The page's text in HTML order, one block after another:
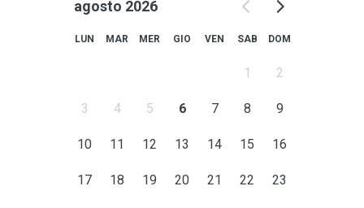
agosto 2026
LUN MAR MER GIO VEN SAB DOM
1 2
3 4 5 6 7 8 9
10 11 12 13 14 15 16
17 18 19 20 21 22 23